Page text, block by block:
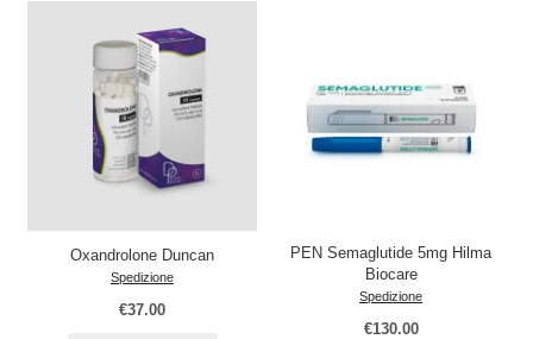
Oxandrolone Duncan
Spedizione
€37.00
PEN Semaglutide 5mg Hilma
Biocare
Spedizione
€130.00